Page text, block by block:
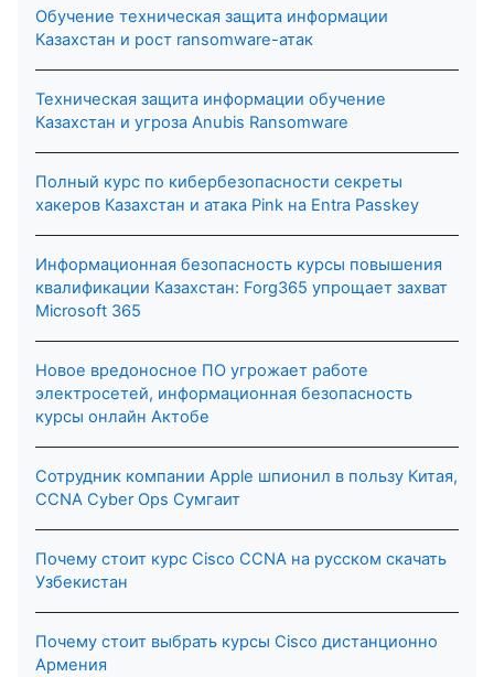
Обучение техническая защита информации
Казахстан и рост ransomware-атак
Техническая защита информации обучение
Казахстан и угроза Anubis Ransomware
Полный курс по кибербезопасности секреты
хакеров Казахстан и атака Pink на Entra Passkey
Информационная безопасность курсы повышения
квалификации Казахстан: Forg365 упрощает захват
Microsoft 365
Новое вредоносное ПО угрожает работе
электросетей, информационная безопасность
курсы онлайн Актобе
Сотрудник компании Apple шпионил в пользу Китая,
CCNA Cyber Ops Сумгаит
Почему стоит курс Cisco CCNA на русском скачать
Узбекистан
Почему стоит выбрать курсы Cisco дистанционно
Армения